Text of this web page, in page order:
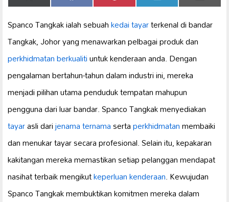
on
(Twitter) on on on on
Spanco Tangkak ialah sebuahkedai tayarterkenal di bandar
Tangkak, Johor yang menawarkan pelbagai produk dan
perkhidmatan berkualitiuntuk kenderaan anda. Dengan
pengalaman bertahun-tahun dalam industri ini, mereka
menjadi pilihan utama penduduk tempatan mahupun
pengguna dari luar bandar. Spanco Tangkak menyediakan
tayarasli darijenama ternamasertaperkhidmatanmembaiki
dan menukar tayar secara profesional. Selain itu, kepakaran
kakitangan mereka memastikan setiap pelanggan mendapat
nasihat terbaik mengikutkeperluan kenderaan. Kewujudan
Spanco Tangkak membuktikan komitmen mereka dalam